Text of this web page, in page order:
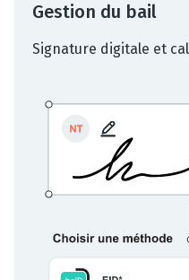
Gestion du bail
Signature digitale et